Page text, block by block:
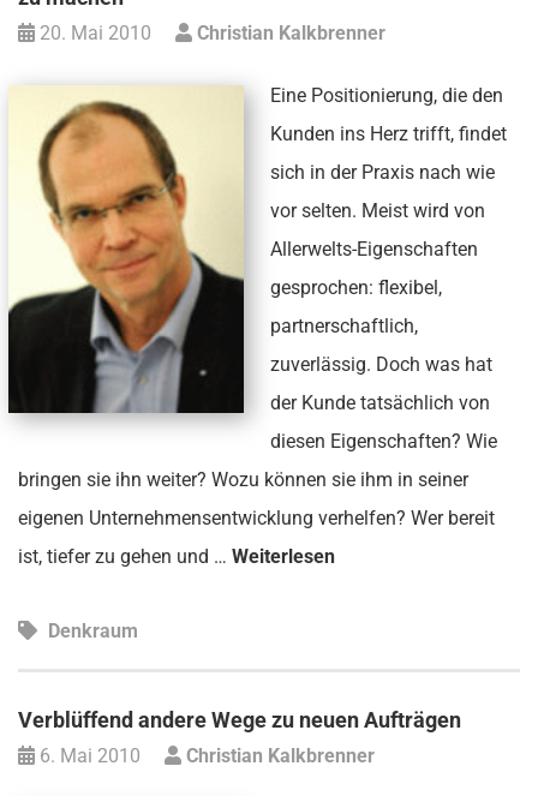
20. Mai 2010 Christian Kalkbrenner
Eine Positionierung, die den
Kunden ins Herz trifft, findet
sich in der Praxis nach wie
vor selten. Meist wird von
Allerwelts-Eigenschaften
gesprochen: flexibel,
partnerschaftlich,
zuverlässig. Doch was hat
der Kunde tatsächlich von
diesen Eigenschaften? Wie
bringen sie ihn weiter? Wozu können sie ihm in seiner
eigenen Unternehmensentwicklung verhelfen? Wer bereit
ist, tiefer zu gehen und … Weiterlesen
Denkraum
Verblüffend andere Wege zu neuen Aufträgen
6. Mai 2010 Christian Kalkbrenner